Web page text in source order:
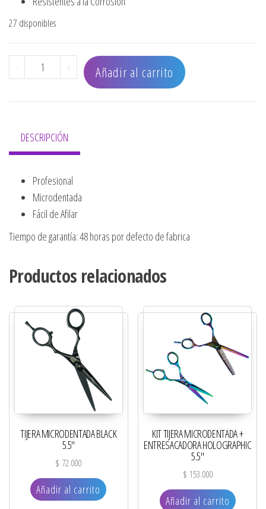
27 disponibles
- TIJERA ENTRESACADORA DE ALUMININIO NEGRO-
+ Añadir al carrito
DESCRIPCIÓN
Profesional
Microdentada
Fácil de Afilar
Tiempo de garantía: 48 horas por defecto de fabrica
Productos relacionados
TIJERA MICRODENTADA BLACK
5.5″
$ 72.000
Añadir al carrito
KIT TIJERA MICRODENTADA +
ENTRESACADORA HOLOGRAPHIC
5.5″
$ 153.000
Añadir al carrito